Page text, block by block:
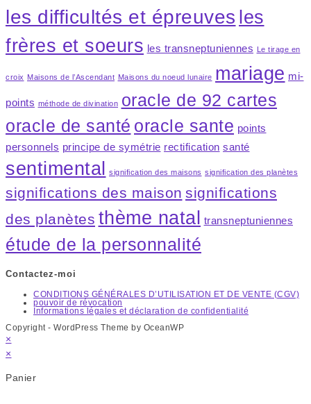
les difficultés et épreuves les
frères et soeurs les transneptuniennes Le tirage en
croix Maisons de l’Ascendant Maisons du noeud lunaire mariage mi-
points méthode de divination oracle de 92 cartes
oracle de santé oracle sante points
personnels principe de symétrie rectification santé
sentimental signification des maisons signification des planètes
significations des maison significations
des planètes thème natal transneptuniennes
étude de la personnalité
Contactez-moi
CONDITIONS GÉNÉRALES D’UTILISATION ET DE VENTE (CGV)
pouvoir de révocation
Informations légales et déclaration de confidentialité
Copyright - WordPress Theme by OceanWP
×
×
Panier